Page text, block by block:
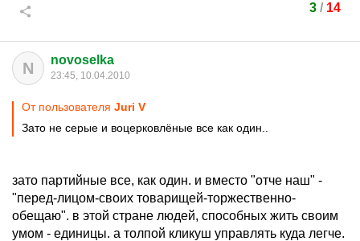
3 / 14
N novoselka
23:45, 10.04.2010
От пользователя Juri V
Зато не серые и воцерковлёные все как один..
зато партийные все, как один. и вместо "отче наш" -
"перед-лицом-своих товарищей-торжественно-
обещаю". в этой стране людей, способных жить своим
умом - единицы. а толпой кликуш управлять куда легче.